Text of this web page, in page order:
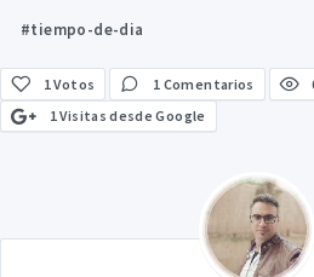
#tiempo-de-dia
1 Votos 1 Comentarios
1 Visitas desde Google